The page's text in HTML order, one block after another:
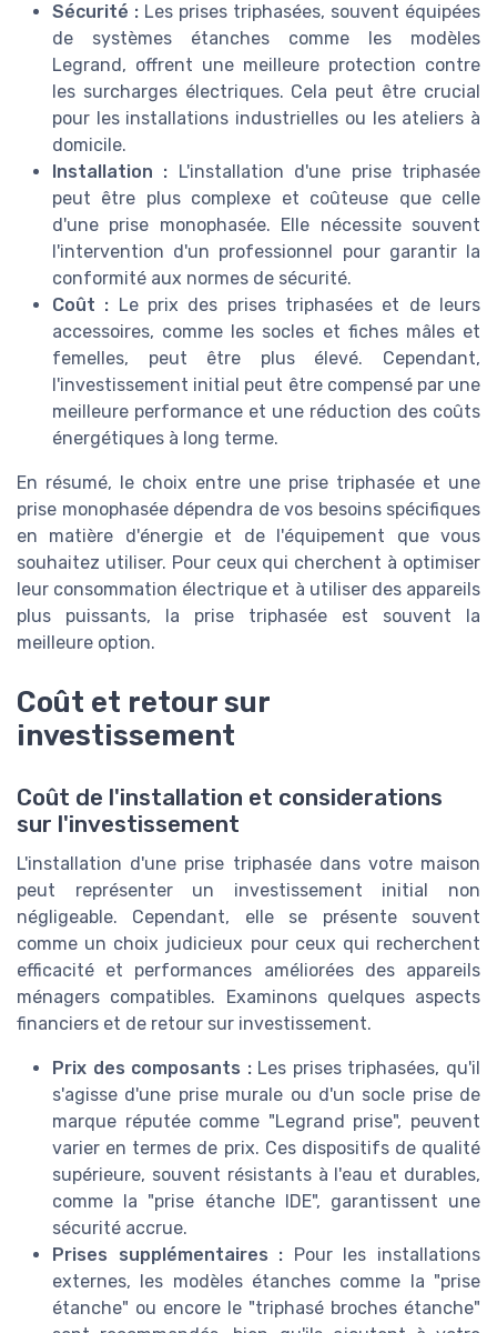
Sécurité : Les prises triphasées, souvent équipées
de systèmes étanches comme les modèles
Legrand, offrent une meilleure protection contre
les surcharges électriques. Cela peut être crucial
pour les installations industrielles ou les ateliers à
domicile.
Installation : L'installation d'une prise triphasée
peut être plus complexe et coûteuse que celle
d'une prise monophasée. Elle nécessite souvent
l'intervention d'un professionnel pour garantir la
conformité aux normes de sécurité.
Coût : Le prix des prises triphasées et de leurs
accessoires, comme les socles et fiches mâles et
femelles, peut être plus élevé. Cependant,
l'investissement initial peut être compensé par une
meilleure performance et une réduction des coûts
énergétiques à long terme.
En résumé, le choix entre une prise triphasée et une
prise monophasée dépendra de vos besoins spécifiques
en matière d'énergie et de l'équipement que vous
souhaitez utiliser. Pour ceux qui cherchent à optimiser
leur consommation électrique et à utiliser des appareils
plus puissants, la prise triphasée est souvent la
meilleure option.
Coût et retour sur
investissement
Coût de l'installation et considerations
sur l'investissement
L'installation d'une prise triphasée dans votre maison
peut représenter un investissement initial non
négligeable. Cependant, elle se présente souvent
comme un choix judicieux pour ceux qui recherchent
efficacité et performances améliorées des appareils
ménagers compatibles. Examinons quelques aspects
financiers et de retour sur investissement.
Prix des composants :Les prises triphasées, qu'il
s'agisse d'une prise murale ou d'un socle prise de
marque réputée comme "Legrand prise", peuvent
varier en termes de prix. Ces dispositifs de qualité
supérieure, souvent résistants à l'eau et durables,
comme la "prise étanche IDE", garantissent une
sécurité accrue.
Prises supplémentaires : Pour les installations
externes, les modèles étanches comme la "prise
étanche" ou encore le "triphasé broches étanche"